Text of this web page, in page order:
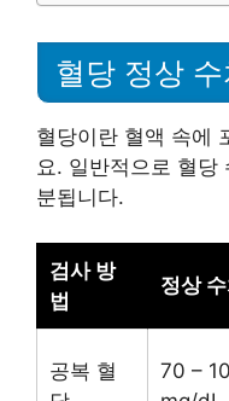
혈당 정상
혈당이란 혈액 속에
요. 일반적으로 혈당
분됩니다.
검사 방
법
정상 수
공복 혈
70 –